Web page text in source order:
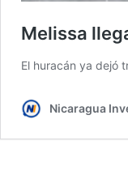
Melissa
El huracán ya dejó
Nicaragua